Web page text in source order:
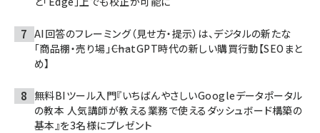
AI回答のフレーミング（見せ方・提示）は、デジタルの新たな
「商品棚・売り場」――ChatGPT時代の新しい購買行動【SEOまと
め】
無料BIツール入門『いちばんやさしいGoogleデータポータル
の教本 人気講師が教える業務で使えるダッシュボード構築の
基本』を3名様にプレゼント